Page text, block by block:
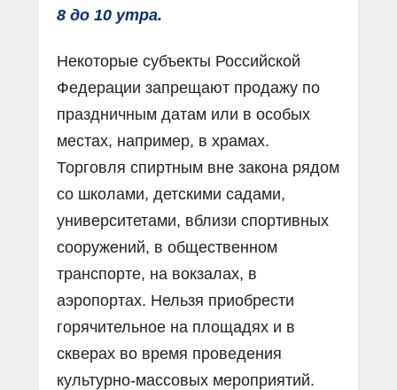
8 до 10 утра.
Некоторые субъекты Российской
Федерации запрещают продажу по
праздничным датам или в особых
местах, например, в храмах.
Торговля спиртным вне закона рядом
со школами, детскими садами,
университетами, вблизи спортивных
сооружений, в общественном
транспорте, на вокзалах, в
аэропортах. Нельзя приобрести
горячительное на площадях и в
скверах во время проведения
культурно-массовых мероприятий.